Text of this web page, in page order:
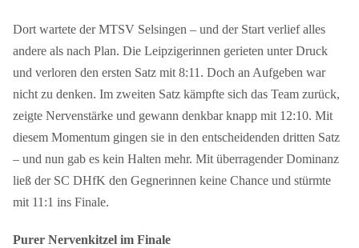
Dort wartete der MTSV Selsingen – und der Start verlief alles
andere als nach Plan. Die Leipzigerinnen gerieten unter Druck
und verloren den ersten Satz mit 8:11. Doch an Aufgeben war
nicht zu denken. Im zweiten Satz kämpfte sich das Team zurück,
zeigte Nervenstärke und gewann denkbar knapp mit 12:10. Mit
diesem Momentum gingen sie in den entscheidenden dritten Satz
– und nun gab es kein Halten mehr. Mit überragender Dominanz
ließ der SC DHfK den Gegnerinnen keine Chance und stürmte
mit 11:1 ins Finale.
Purer Nervenkitzel im Finale